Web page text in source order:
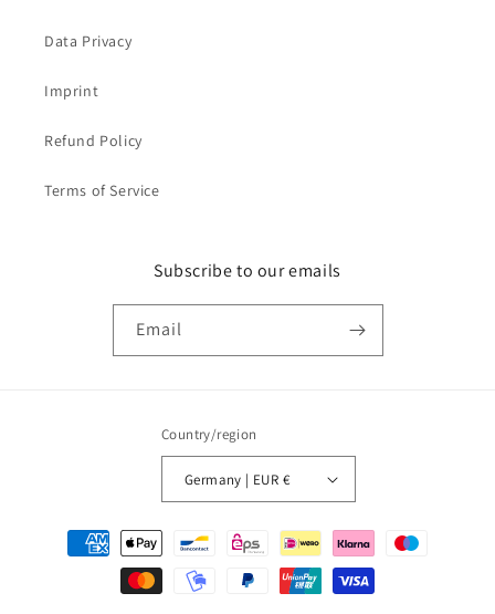
Data Privacy
Imprint
Refund Policy
Terms of Service
Subscribe to our emails
Email
Country/region
Germany | EUR €
Payment
methods